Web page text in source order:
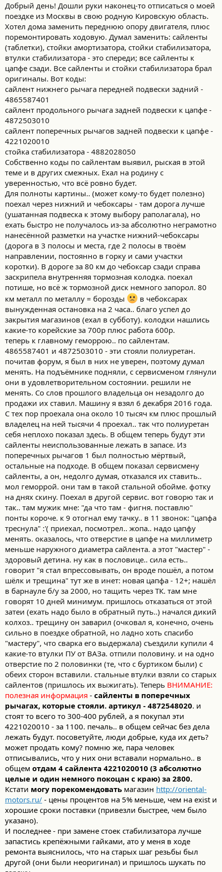
Добрый день! Дошли руки наконец-то отписаться о моей
поездке из Москвы в свою родную Кировскую область.
Хотел дома заменить переднюю опору двигателя, плюс
поремонтировать ходовую. Думал заменить: сайленты
(таблетки), стойки амортизатора, стойки стабилизатора,
втулки стабилизатора - это спереди; все сайленты к
цапфе сзади. Все сайленты и стойки стабилизатора брал
оригиналы. Вот коды:
сайлент нижнего рычага передней подвески задний -
4865587401
сайлент продольного рычага задней подвески к цапфе -
4872503010
сайлент поперечных рычагов задней подвески к цапфе -
4221020010
стойка стабилизатора - 4882028050
Собственно коды по сайлентам выявил, рыская в этой
теме и в других смежных. Ехал на родину с
уверенностью, что всё ровно будет.
Для полноты картины.. (может кому-то будет полезно)
поехал через нижний и чебоксары - там дорога лучше
(ушатанная подвеска к этому выбору раполагала), но
ехать быстро не получалось из-за абсолютно неграмотно
нанесённой разметки на участке нижний-чебоксары
(дорога в 3 полосы и места, где 2 полосы в твоём
направлении, постоянно в горку и сами участки
коротки). В дороге за 80 км до чебоксар сзади справа
заскрипела внутренняя тормозная колодка. поехал
потише, но всё ж тормозной диск немного запорол. 80
км металл по металлу = борозды
в чебоксарах
вынужденная остановка на 2 часа.. благо успел до
закрытия магазинов (ехал в субботу). колодки нашлись
какие-то корейские за 700р плюс работа 600р.
теперь к главному геморрою.. по сайлентам.
4865587401 и 4872503010 - эти стояли полиуретан.
почитав форум, я был в них не уверен, поэтому думал
менять. На подъёмнике подняли, с сервисменом глянули
они в удовлетворительном состоянии. решили не
менять. Со слов прошлого владельца он незадолго до
продажи их ставил. Машину я взял 6 декабря 2016 года.
С тех пор проехала она около 10 тысяч км плюс прошлый
владелец на ней тысячи 4 проехал.. так что полиуретан
себя неплохо показал здесь. В общем теперь будут эти
сайленты неиспользованные лежать в запасе. Из
поперечных рычагов 1 был полностью мёртвый,
остальные на подходе. В общем показал сервисмену
сайленты, а он, недолго думая, отказался их ставить..
мол геморрой. они там в такой стальной обойме. фотку
на днях скину. Поехал в другой сервис. вот говорю так и
так.. там мужик мне: "да что там - фигня. поставлю"
понты короче. к 9 отогнал ему тачку.. в 11 звонок: "цапфа
треснула" :'( приехал, посмотрел.. жопа.. надо цапфу
менять. оказалось, что отверстие в цапфе на миллиметр
меньше наружного диаметра сайлента. а этот "мастер" -
здоровый детина. ну как в пословице.. сила есть..
говорит "я стал впрессовывать, он вроде пошёл, а потом
шёлк и трещина" тут же в инет: новая цапфа - 12+; нашёл
в барнауле б/у за 2000, но тащить через ТК. там мне
говорят 10 дней минимум. пришлось отказаться от этой
затеи (ехать надо было в обратный путь..) начался дикий
колхоз.. трещину он заварил (очковал я, конечно, очень
сильно в поездке обратной, но ладно хоть спасибо
"мастеру", что сварка его выдержала) съездили купили 4
какие-то втулки ПУ от ВАЗа. отпили половину. и на одно
отверстие по 2 половинки (те, что с буртиком были) с
обеих сторон вставили. стальные втулки взяли со старых
сайлентов (пришлось их выжигать). Теперь ВНИМАНИЕ:
полезная информация - сайленты в поперечных
рычагах, которые стояли. артикул - 4872548020. и
стоят то всего то 300-400 рублей, а я покупал эти
4221020010 - за 1100. печаль.. в общем сейчас без дела
лежать будут. посоветуйте, люди добрые, куда их деть?
может продать кому? помню же, пара человек
отписывались, что у них они вставали нормально.. в
общем отдам 4 сайлента 4221020010 (3 абсолютно
целые и один немного покоцан с краю) за 2800.
Кстати могу порекомендовать магазин http://oriental-
motors.ru/ - цены процентов на 5% меньше, чем на exist и
хорошие сроки поставки (привезли быстрее, чем было
указано).
И последнее - при замене стоек стабилизатора лучше
запастись крепёжными гайками, ато у меня в ходе
ремонта выяснилось, что на старых шаг резьбы был
другой (они были неоригинал) и пришлось шукать по